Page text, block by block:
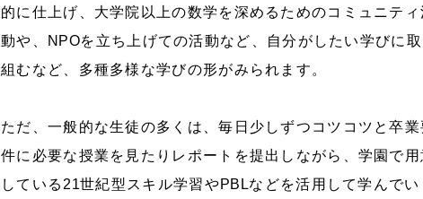
的に仕上げ、大学院以上の数学を深めるためのコミュニティ
動や、
NPOを立ち上げての活動など、自分がしたい学びに
組むなど、多種多様な学びの形がみられます。
ただ、一般的な生徒の多くは、毎日少しずつコツコツと卒業
件に必要な授業を見たりレポートを提出しながら、学園で用
している 21世紀型スキル学習やPBLなどを活用して学んでい